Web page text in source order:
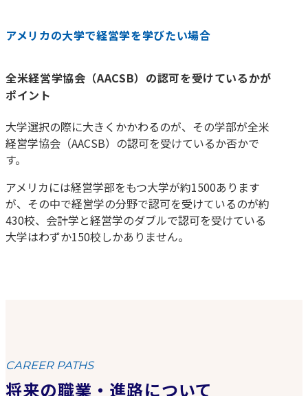
アメリカの大学で経営学を学びたい場合
全米経営学協会（AACSB）の認可を受けているかが
ポイント
大学選択の際に大きくかかわるのが、その学部が全米
経営学協会（AACSB）の認可を受けているか否かで
す。
アメリカには経営学部をもつ大学が約1500あります
が、その中で経営学の分野で認可を受けているのが約
430校、会計学と経営学のダブルで認可を受けている
大学はわずか150校しかありません。
CAREER PATHS
将来の職業・進路について